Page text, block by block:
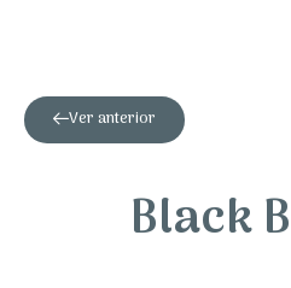
Ver anterior
Black